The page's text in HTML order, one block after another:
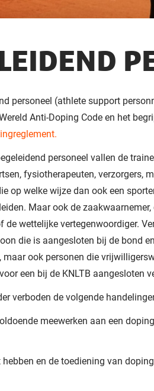
personeel (athlete support
Anti-Doping Code en het
personeel vallen de
fysiotherapeuten, verzorgers,
op welke wijze dan ook een
Maar ook de zaakwaarnemer,
de wettelijke vertegenwoordiger.
die is aangesloten bij de bond
ook personen die
een bij de KNLTB aangesloten
verboden de volgende
meewerken aan een
hebben en de toediening van